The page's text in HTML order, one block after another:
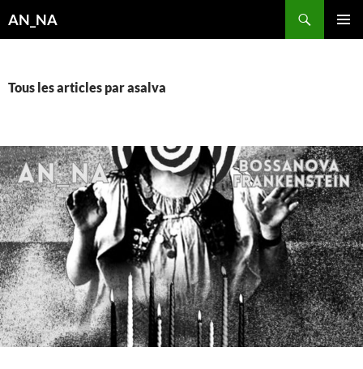
auAN_NA
Tous les articles par asalva